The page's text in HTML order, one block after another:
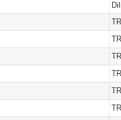
Dili
TR
TR
TR
TR
TR
TR